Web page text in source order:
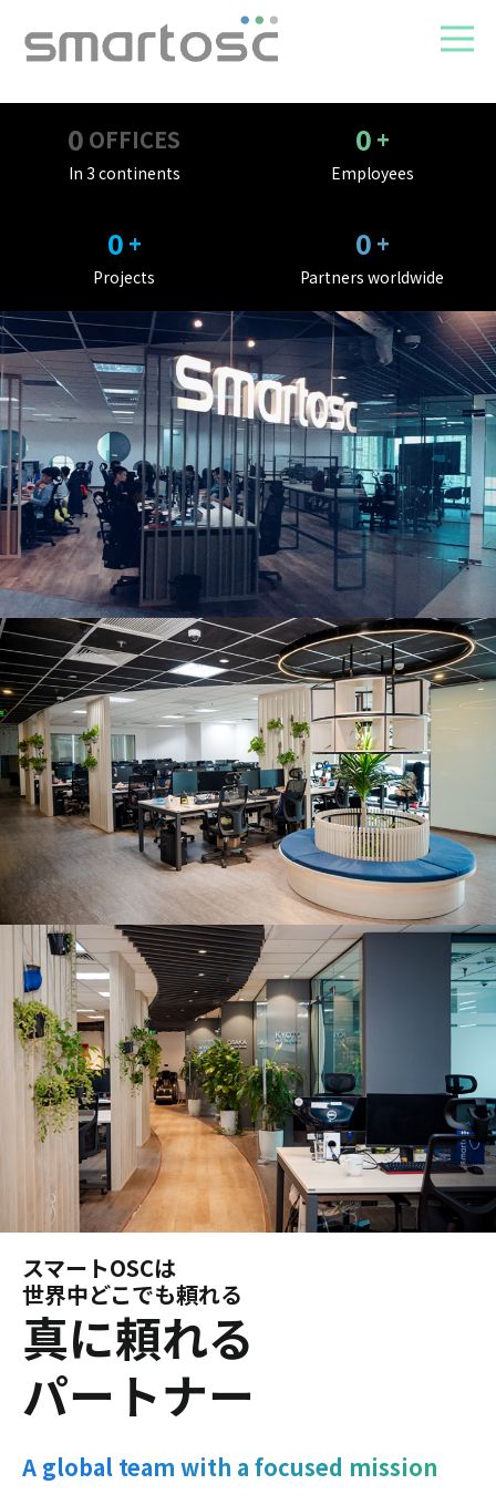
0 OFFICES
In 3 continents
0 +
Employees
0 +
Projects
0 +
Partners worldwide
スマートOSCは
世界中どこでも頼れる
真に頼れる
パートナー
A global team with a focused mission